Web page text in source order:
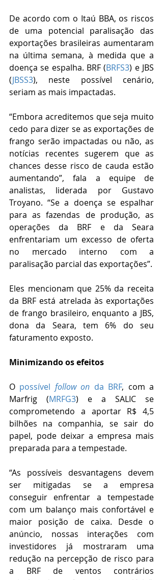
De acordo com o Itaú BBA, os riscos
de uma potencial paralisação das
exportações brasileiras aumentaram
na última semana, à medida que a
doença se espalha. BRF (BRFS3) e JBS
(JBSS3), neste possível cenário,
seriam as mais impactadas.
“Embora acreditemos que seja muito
cedo para dizer se as exportações de
frango serão impactadas ou não, as
notícias recentes sugerem que as
chances desse risco de cauda estão
aumentando”, fala a equipe de
analistas, liderada por Gustavo
Troyano. “Se a doença se espalhar
para as fazendas de produção, as
operações da BRF e da Seara
enfrentariam um excesso de oferta
no mercado interno com a
paralisação parcial das exportações”.
Eles mencionam que 25% da receita
da BRF está atrelada às exportações
de frango brasileiro, enquanto a JBS,
dona da Seara, tem 6% do seu
faturamento exposto.
Minimizando os efeitos
O possível follow on da BRF, com a
Marfrig (MRFG3) e a SALIC se
comprometendo a aportar R$ 4,5
bilhões na companhia, se sair do
papel, pode deixar a empresa mais
preparada para a tempestade.
“As possíveis desvantagens devem
ser mitigadas se a empresa
conseguir enfrentar a tempestade
com um balanço mais confortável e
maior posição de caixa. Desde o
anúncio, nossas interações com
investidores já mostraram uma
redução na percepção de risco para
a BRF de ventos contrários